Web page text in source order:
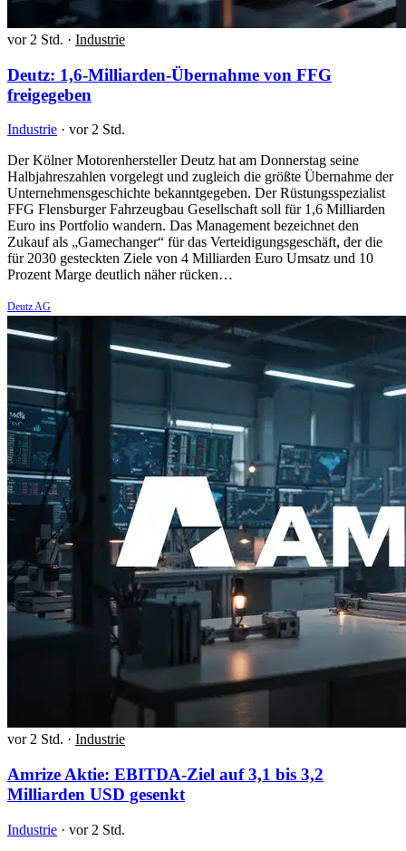
vor 2 Std. · Industrie
Deutz: 1,6-Milliarden-Übernahme von FFG
freigegeben
Industrie · vor 2 Std.
Der Kölner Motorenhersteller Deutz hat am Donnerstag seine
Halbjahreszahlen vorgelegt und zugleich die größte Übernahme der
Unternehmensgeschichte bekanntgegeben. Der Rüstungsspezialist
FFG Flensburger Fahrzeugbau Gesellschaft soll für 1,6 Milliarden
Euro ins Portfolio wandern. Das Management bezeichnet den
Zukauf als „Gamechanger“ für das Verteidigungsgeschäft, der die
für 2030 gesteckten Ziele von 4 Milliarden Euro Umsatz und 10
Prozent Marge deutlich näher rücken…
Deutz AG
vor 2 Std. · Industrie
Amrize Aktie: EBITDA-Ziel auf 3,1 bis 3,2
Milliarden USD gesenkt
Industrie · vor 2 Std.